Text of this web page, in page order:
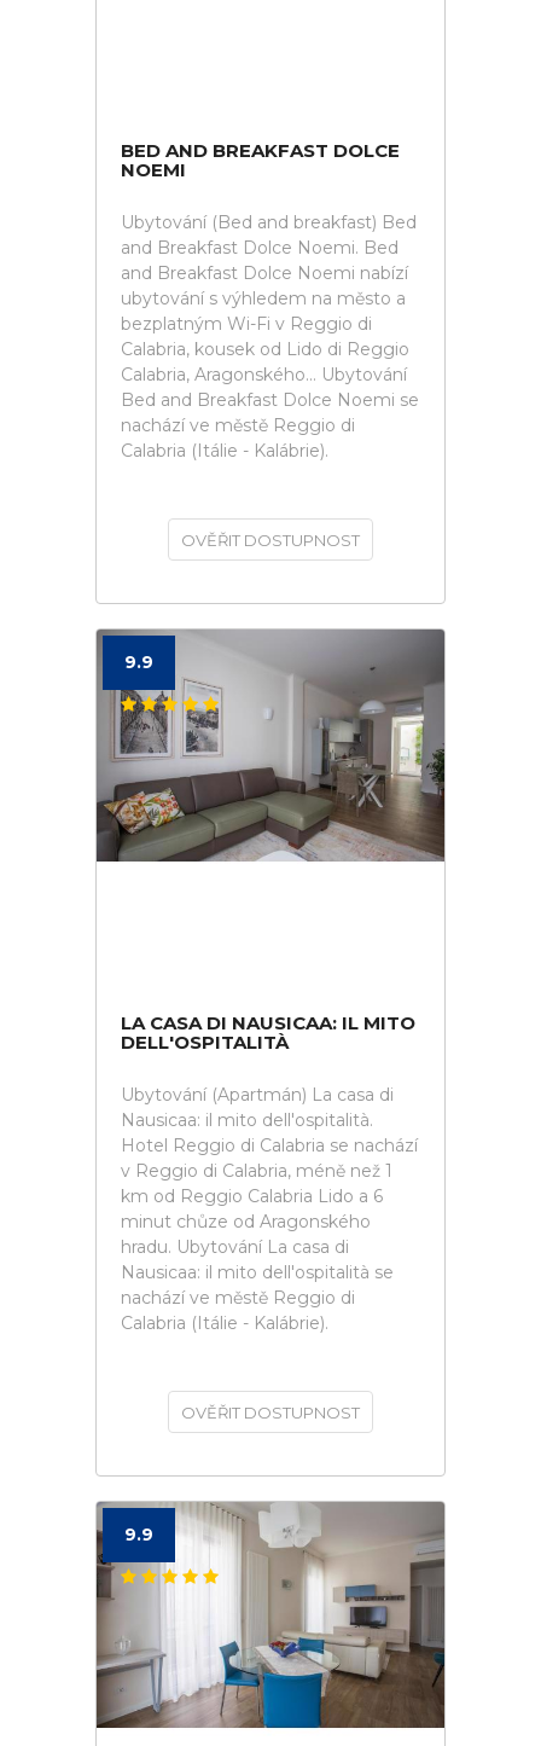
BED AND BREAKFAST DOLCE
NOEMI
Ubytování (Bed and breakfast) Bed
and Breakfast Dolce Noemi. Bed
and Breakfast Dolce Noemi nabízí
ubytování s výhledem na město a
bezplatným Wi-Fi v Reggio di
Calabria, kousek od Lido di Reggio
Calabria, Aragonského... Ubytování
Bed and Breakfast Dolce Noemi se
nachází ve městě Reggio di
Calabria (Itálie - Kalábrie).
OVĚŘIT DOSTUPNOST
9.9
LA CASA DI NAUSICAA: IL MITO
DELL'OSPITALITÀ
Ubytování (Apartmán) La casa di
Nausicaa: il mito dell'ospitalità.
Hotel Reggio di Calabria se nachází
v Reggio di Calabria, méně než 1
km od Reggio Calabria Lido a 6
minut chůze od Aragonského
hradu. Ubytování La casa di
Nausicaa: il mito dell'ospitalità se
nachází ve městě Reggio di
Calabria (Itálie - Kalábrie).
OVĚŘIT DOSTUPNOST
9.9